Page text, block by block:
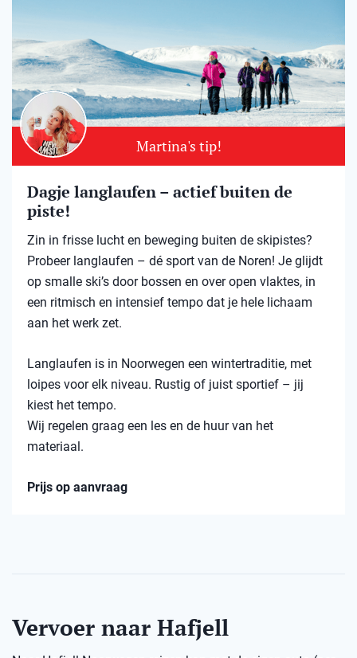
Martina's tip!
Dagje langlaufen – actief buiten de
piste!
Zin in frisse lucht en beweging buiten de skipistes?
Probeer langlaufen – dé sport van de Noren! Je glijdt
op smalle ski’s door bossen en over open vlaktes, in
een ritmisch en intensief tempo dat je hele lichaam
aan het werk zet.
Langlaufen is in Noorwegen een wintertraditie, met
loipes voor elk niveau. Rustig of juist sportief – jij
kiest het tempo.
Wij regelen graag een les en de huur van het
materiaal.
Prijs op aanvraag
Vervoer naar Hafjell